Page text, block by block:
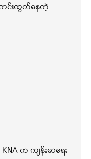
င်းထွက်နေတဲ့
က ကျန်းမာရေး